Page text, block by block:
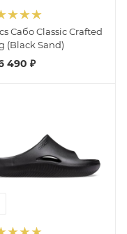
Сабо Classic Crafted
(Black Sand)
490 ₽